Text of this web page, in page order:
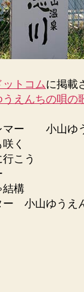
トコムに掲載
うえんちの唄の
マー 小山ゆ
く
こう
結構
ー 小山ゆうえ